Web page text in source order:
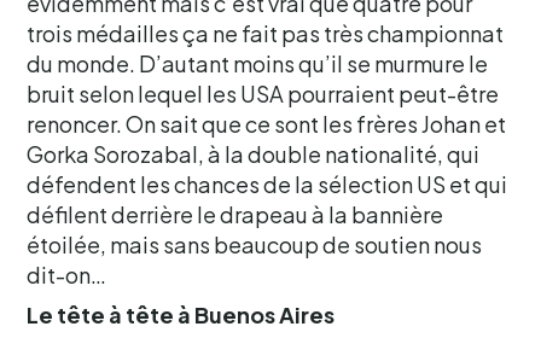
trois médailles ça ne fait pas très championnat
du monde. D’autant moins qu’il se murmure le
bruit selon lequel les USA pourraient peut-être
renoncer. On sait que ce sont les frères Johan et
Gorka Sorozabal, à la double nationalité, qui
défendent les chances de la sélection US et qui
défilent derrière le drapeau à la bannière
étoilée, mais sans beaucoup de soutien nous
dit-on…
Le tête à tête à Buenos Aires